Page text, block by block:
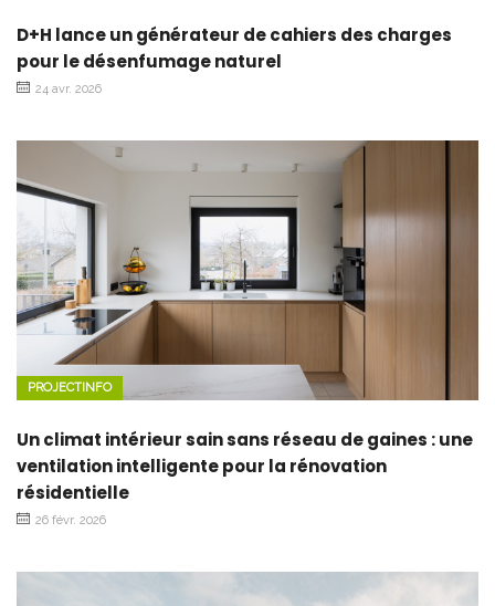
D+H lance un générateur de cahiers des charges
pour le désenfumage naturel
24 avr. 2026
PROJECTINFO
Un climat intérieur sain sans réseau de gaines : une
ventilation intelligente pour la rénovation
résidentielle
26 févr. 2026